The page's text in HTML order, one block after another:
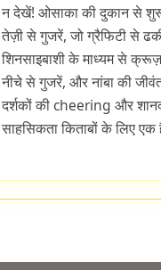
न देखें! ओसाका की दुकान से
तेज़ी से गुजरें, जो ग्रैफिटी से
शिनसाइबाशी के माध्यम से
नीचे से गुजरें, और नांबा की
दर्शकों की cheering और
साहसिकता किताबों के लिए एक